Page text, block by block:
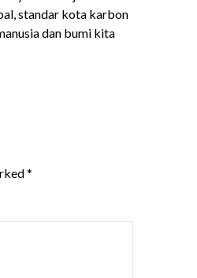
standar kota karbon
dan bumi kita
*